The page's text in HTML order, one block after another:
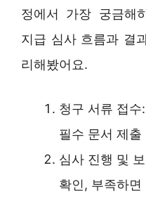
정에서 가장 궁금해
지급 심사 흐름과 결
리해봤어요.
청구 서류 접
필수 문서 제출
심사 진행 및
확인, 부족하면